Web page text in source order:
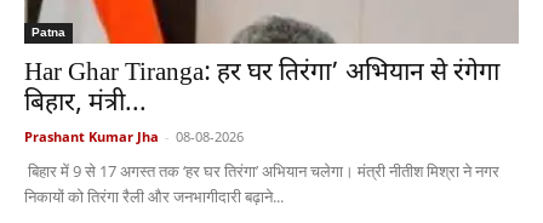
Patna
Har Ghar Tiranga: हर घर तिरंगा’ अभियान से रंगेगा
बिहार, मंत्री...
Prashant Kumar Jha - 08-08-2026
बिहार में 9 से 17 अगस्त तक ‘हर घर तिरंगा’ अभियान चलेगा। मंत्री नीतीश मिश्रा ने नगर
निकायों को तिरंगा रैली और जनभागीदारी बढ़ाने...